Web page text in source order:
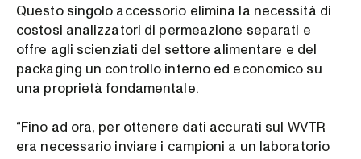
Questo singolo accessorio elimina la necessità di
costosi analizzatori di permeazione separati e
offre agli scienziati del settore alimentare e del
packaging un controllo interno ed economico su
una proprietà fondamentale.
“Fino ad ora, per ottenere dati accurati sul WVTR
era necessario inviare i campioni a un laboratorio